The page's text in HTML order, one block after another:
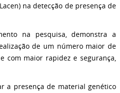
na detecção de presença de
na pesquisa, demonstra a
de um número maior de
com maior rapidez e segurança,
a presença de material genético